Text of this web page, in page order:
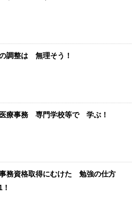
調整は 無理そう！
事務 専門学校等で 学ぶ！
務資格取得にむけた 勉強の仕方